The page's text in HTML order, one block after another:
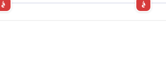
خ خ